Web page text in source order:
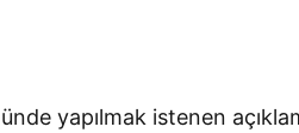
yapılmak istenen